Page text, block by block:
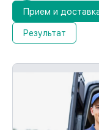
Прием и
Результат